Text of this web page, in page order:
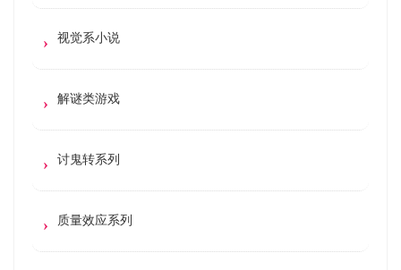
视觉系小说
解谜类游戏
讨鬼转系列
质量效应系列